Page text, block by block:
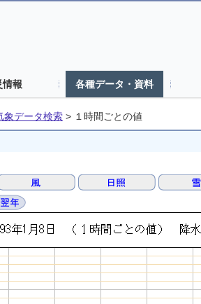
情報 各種データ・資料
象データ検索 > １時間ごとの値